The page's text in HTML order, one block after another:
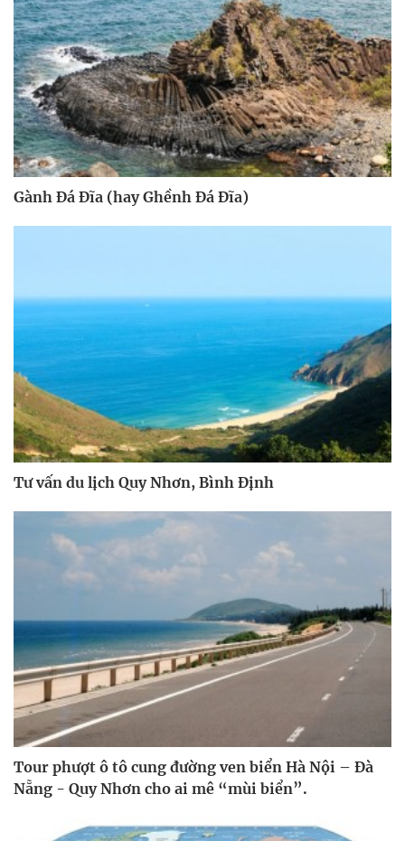
Gành Đá Đĩa (hay Ghềnh Đá Đĩa)
Tư vấn du lịch Quy Nhơn, Bình Định
Tour phượt ô tô cung đường ven biển Hà Nội – Đà
Nẵng - Quy Nhơn cho ai mê “mùi biển”.